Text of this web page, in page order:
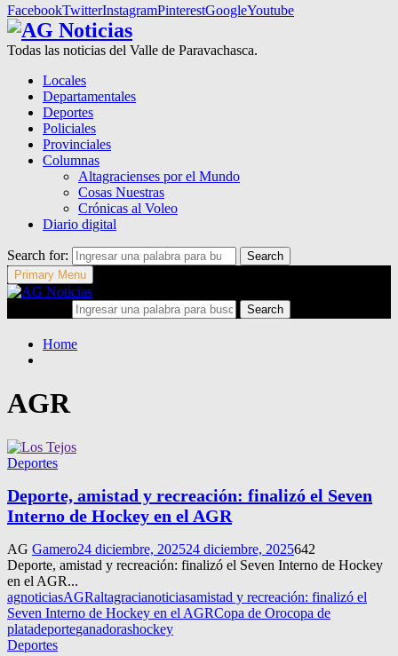
FacebookTwitterInstagramPinterestGoogleYoutube
Todas las noticias del Valle de Paravachasca.
Locales
Departamentales
Deportes
Policiales
Provinciales
Columnas
Altagracienses por el Mundo
Cosas Nuestras
Crónicas al Voleo
Diario digital
Search for:
Search
Primary Menu
Search
Home
AGR
Deportes
Deporte, amistad y recreación: finalizó el Seven
Interno de Hockey en el AGR
AG Gamero24 diciembre, 202524 diciembre, 2025642
Deporte, amistad y recreación: finalizó el Seven Interno de Hockey
en el AGR...
agnoticiasAGRaltagracianoticiasamistad y recreación: finalizó el
Seven Interno de Hockey en el AGRCopa de Orocopa de
platadeporteganadorashockey
Deportes